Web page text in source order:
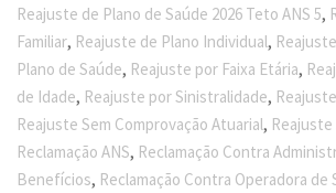
Reajuste de Plano de Saúde 2026 Teto ANS 5,
Familiar, Reajuste de Plano Individual,
Plano de Saúde, Reajuste por Faixa Etária,
de Idade, Reajuste por Sinistralidade,
Reajuste Sem Comprovação Atuarial,
Reclamação ANS, Reclamação Contra
Benefícios, Reclamação Contra Operadora de